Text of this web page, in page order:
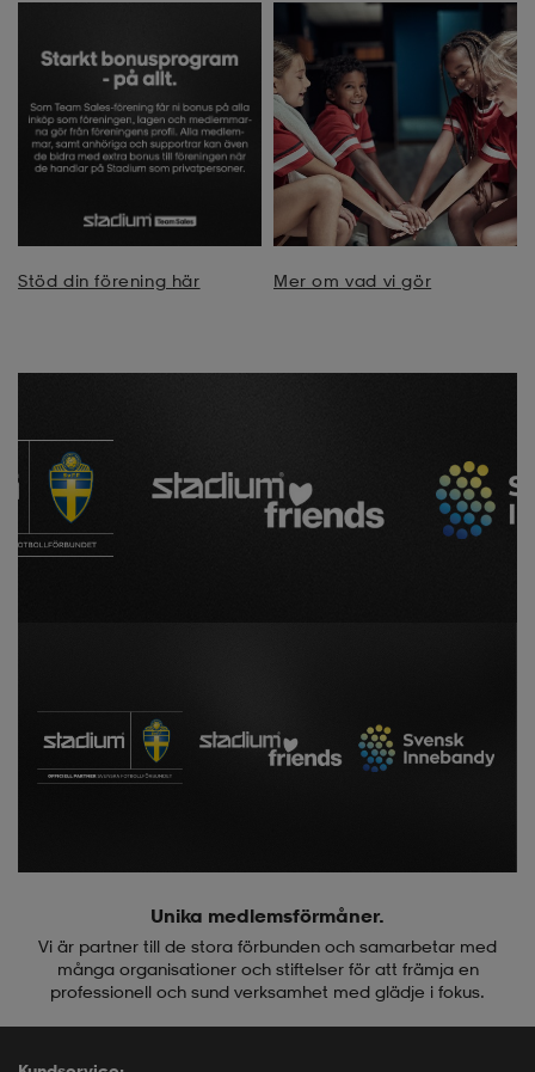
Stöd din förening här Mer om vad vi gör
Unika medlemsförmåner.
Vi är partner till de stora förbunden och samarbetar med
många organisationer och stiftelser för att främja en
professionell och sund verksamhet med glädje i fokus.